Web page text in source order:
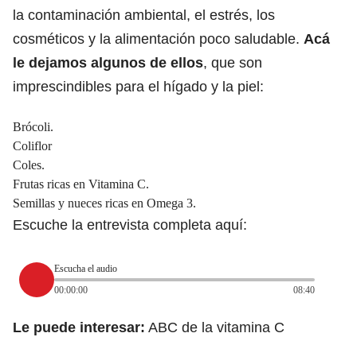
la contaminación ambiental, el estrés, los
cosméticos y la alimentación poco saludable. Acá
le dejamos algunos de ellos, que son
imprescindibles para el hígado y la piel:
Brócoli.
Coliflor
Coles.
Frutas ricas en Vitamina C.
Semillas y nueces ricas en Omega 3.
Escuche la entrevista completa aquí:
Escucha el audio
00:00:00
08:40
Le puede interesar: ABC de la vitamina C